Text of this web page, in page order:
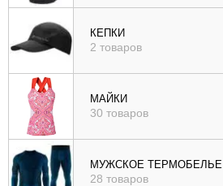
КЕПКИ
2 товаров
МАЙКИ
30 товаров
МУЖСКОЕ ТЕРМОБЕЛЬЕ
28 товаров